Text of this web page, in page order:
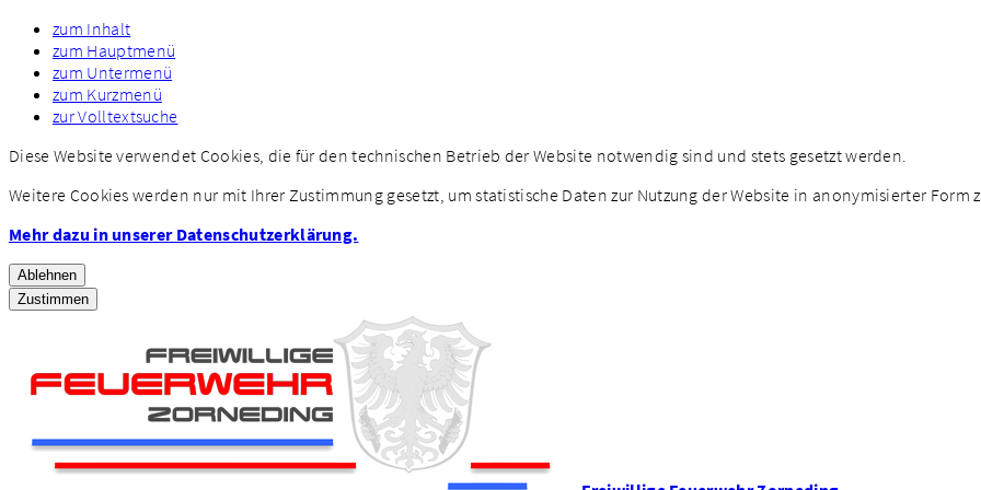
zum Inhalt
zum Hauptmenü
zum Untermenü
zum Kurzmenü
zur Volltextsuche
Diese Website verwendet Cookies, die für den technischen Betrieb der Website notwendig sind und stets gesetzt werden.
Weitere Cookies werden nur mit Ihrer Zustimmung gesetzt, um statistische Daten zur Nutzung der Website in anonymisierter Form
Mehr dazu in unserer Datenschutzerklärung.
Ablehnen
Zustimmen